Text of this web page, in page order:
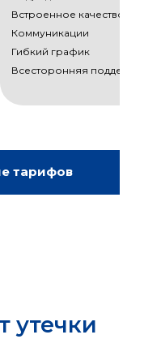
Встроенное качество
Коммуникации
Гибкий график
Всесторонняя
тарифов
утечки